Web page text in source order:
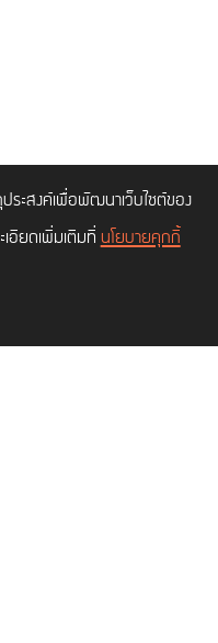
ประสงค์เพื่อพัฒนาเว็บไซต์ของ
เอียดเพิ่มเติมที่ นโยบายคุกกี้